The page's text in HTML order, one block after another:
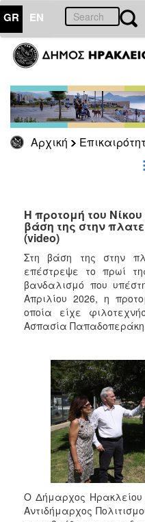
GR EN
Αρχική
ΕΠΙΚΑΙΡΟΤΗΤΑ
Τύπου
Αρχείο
ΕΠΙΣΚΕΠΤΗΣ
ΗΡΑΚΛΕΙΟ
Η προτομή του
βάση της στην
(video)
Στη βάση της στην
επέστρεψε το πρωί
βανδαλισμό που
Απριλίου 2026, η
οποία είχε
Ασπασία
Ο Δήμαρχος Ηρακλείου
Αντιδήμαρχος